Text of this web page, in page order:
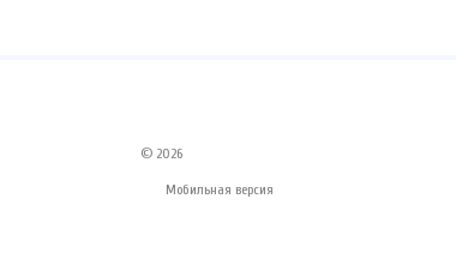
© 2026
Мобильная версия